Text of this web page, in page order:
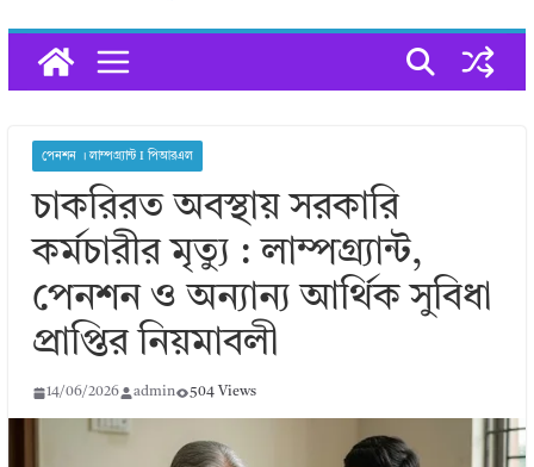
পেনশন । লাম্পগ্র্যান্ট I পিআরএল
চাকরিরত অবস্থায় সরকারি
কর্মচারীর মৃত্যু : লাম্পগ্র্যান্ট,
পেনশন ও অন্যান্য আর্থিক সুবিধা
প্রাপ্তির নিয়মাবলী
14/06/2026 admin 504 Views